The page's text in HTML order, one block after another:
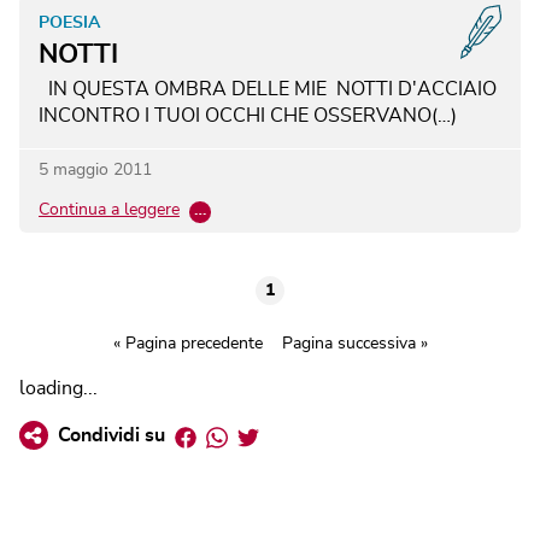
NOTTI
POESIA
IN QUESTA OMBRA DELLE MIE NOTTI D'ACCIAIO
INCONTRO I TUOI OCCHI CHE OSSERVANO(…)
5 maggio 2011
Continua a leggere …
1
« Pagina precedente Pagina successiva »
loading...
Condividi su Facebook
Whatsapp
Twitter